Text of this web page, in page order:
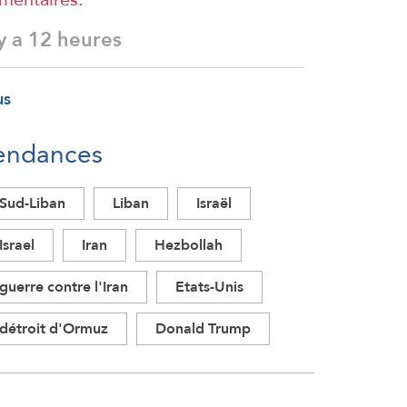
a 12 heures
Sud-Liban Liban
Israël
Israel
Iran
Hezbollah
guerre contre l'Iran
Etats-Unis
détroit d'Ormuz
Donald Trump